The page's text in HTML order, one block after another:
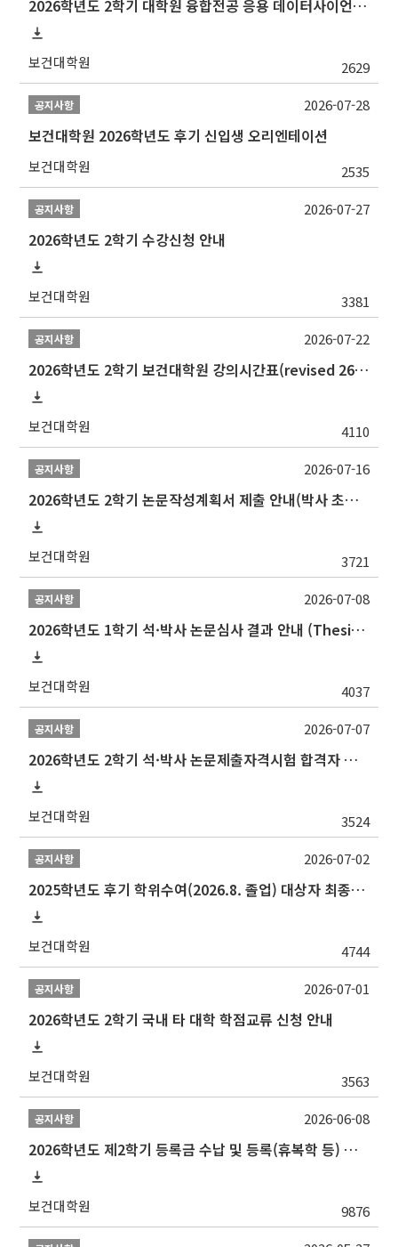
2026학년도 2학기 대학원 융합전공 응용 데이터사이언스 선발 계획 알림
보건대학원 2629
공지사항
보건대학원 2026학년도 후기 신입생 오리엔테이션
보건대학원 2535
2026-07-28
공지사항
2026학년도 2학기 수강신청 안내
보건대학원 3381
2026-07-27
공지사항
2026학년도 2학기 보건대학원 강의시간표(revised 260803)(2026 2nd SEMESTER SNU GSPH TIMETABLE)
보건대학원 4110
2026-07-22
공지사항
2026학년도 2학기 논문작성계획서 제출 안내(박사 초심 일정 포함)_Thesis Proposal
보건대학원 3721
2026-07-16
공지사항
2026학년도 1학기 석·박사 논문심사 결과 안내 (Thesis Defense Result)
보건대학원 4037
2026-07-08
공지사항
2026학년도 2학기 석·박사 논문제출자격시험 합격자 공고(TSQ Exam Result)
보건대학원 3524
2026-07-07
공지사항
2025학년도 후기 학위수여(2026.8. 졸업) 대상자 최종인준 논문 제출 안내
보건대학원 4744
2026-07-02
공지사항
2026학년도 2학기 국내 타 대학 학점교류 신청 안내
보건대학원 3563
2026-07-01
공지사항
2026학년도 제2학기 등록금 수납 및 등록(휴복학 등) 일정 안내
보건대학원 9876
2026-06-08